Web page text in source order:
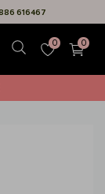
616467
0 0